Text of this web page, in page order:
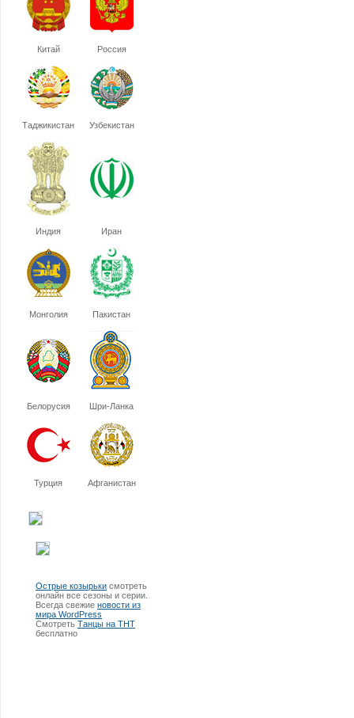
Китай Россия
Таджикистан Узбекистан
Индия Иран
Монголия Пакистан
Белорусия Шри-Ланка
Турция Афганистан
Острые козырьки смотреть
онлайн все сезоны и серии.
Всегда свежие новости из
мира WordPress
Смотреть Танцы на ТНТ
бесплатно